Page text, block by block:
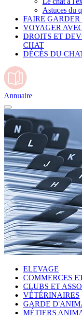
Astuces du
FAIRE GARDER
VOYAGER
DROITS ET
CHAT
DÉCÈS DU
Annuaire
ELEVAGE
COMMERCES
CLUBS ET
VÉTÉRINAIRES
GARDE
MÉTIERS